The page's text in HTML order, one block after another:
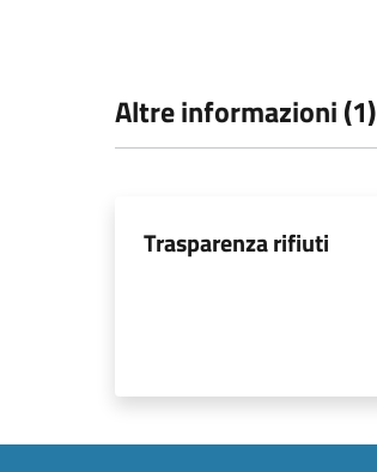
Altre informazioni (1)
Trasparenza rifiuti